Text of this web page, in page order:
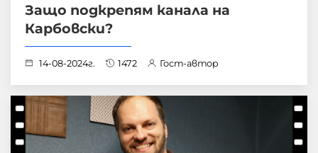
Защо подкрепям канала на
Карбовски?
14-08-2024г. 1472 Гост-автор